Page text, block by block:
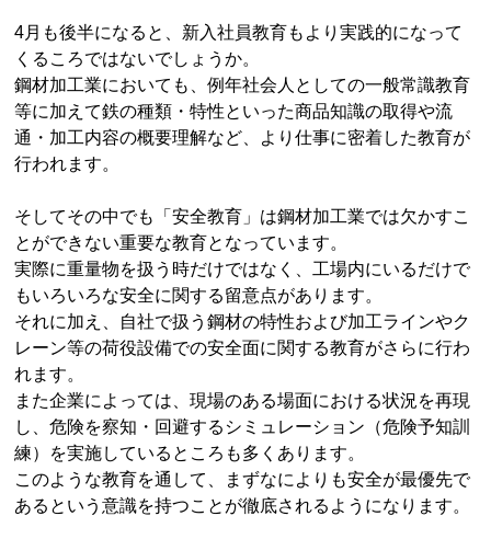
4月も後半になると、新入社員教育もより実践的になって
くるころではないでしょうか。
鋼材加工業においても、例年社会人としての一般常識教育
等に加えて鉄の種類・特性といった商品知識の取得や流
通・加工内容の概要理解など、より仕事に密着した教育が
行われます。
そしてその中でも「安全教育」は鋼材加工業では欠かすこ
とができない重要な教育となっています。
実際に重量物を扱う時だけではなく、工場内にいるだけで
もいろいろな安全に関する留意点があります。
それに加え、自社で扱う鋼材の特性および加工ラインやク
レーン等の荷役設備での安全面に関する教育がさらに行わ
れます。
また企業によっては、現場のある場面における状況を再現
し、危険を察知・回避するシミュレーション（危険予知訓
練）を実施しているところも多くあります。
このような教育を通して、まずなによりも安全が最優先で
あるという意識を持つことが徹底されるようになります。